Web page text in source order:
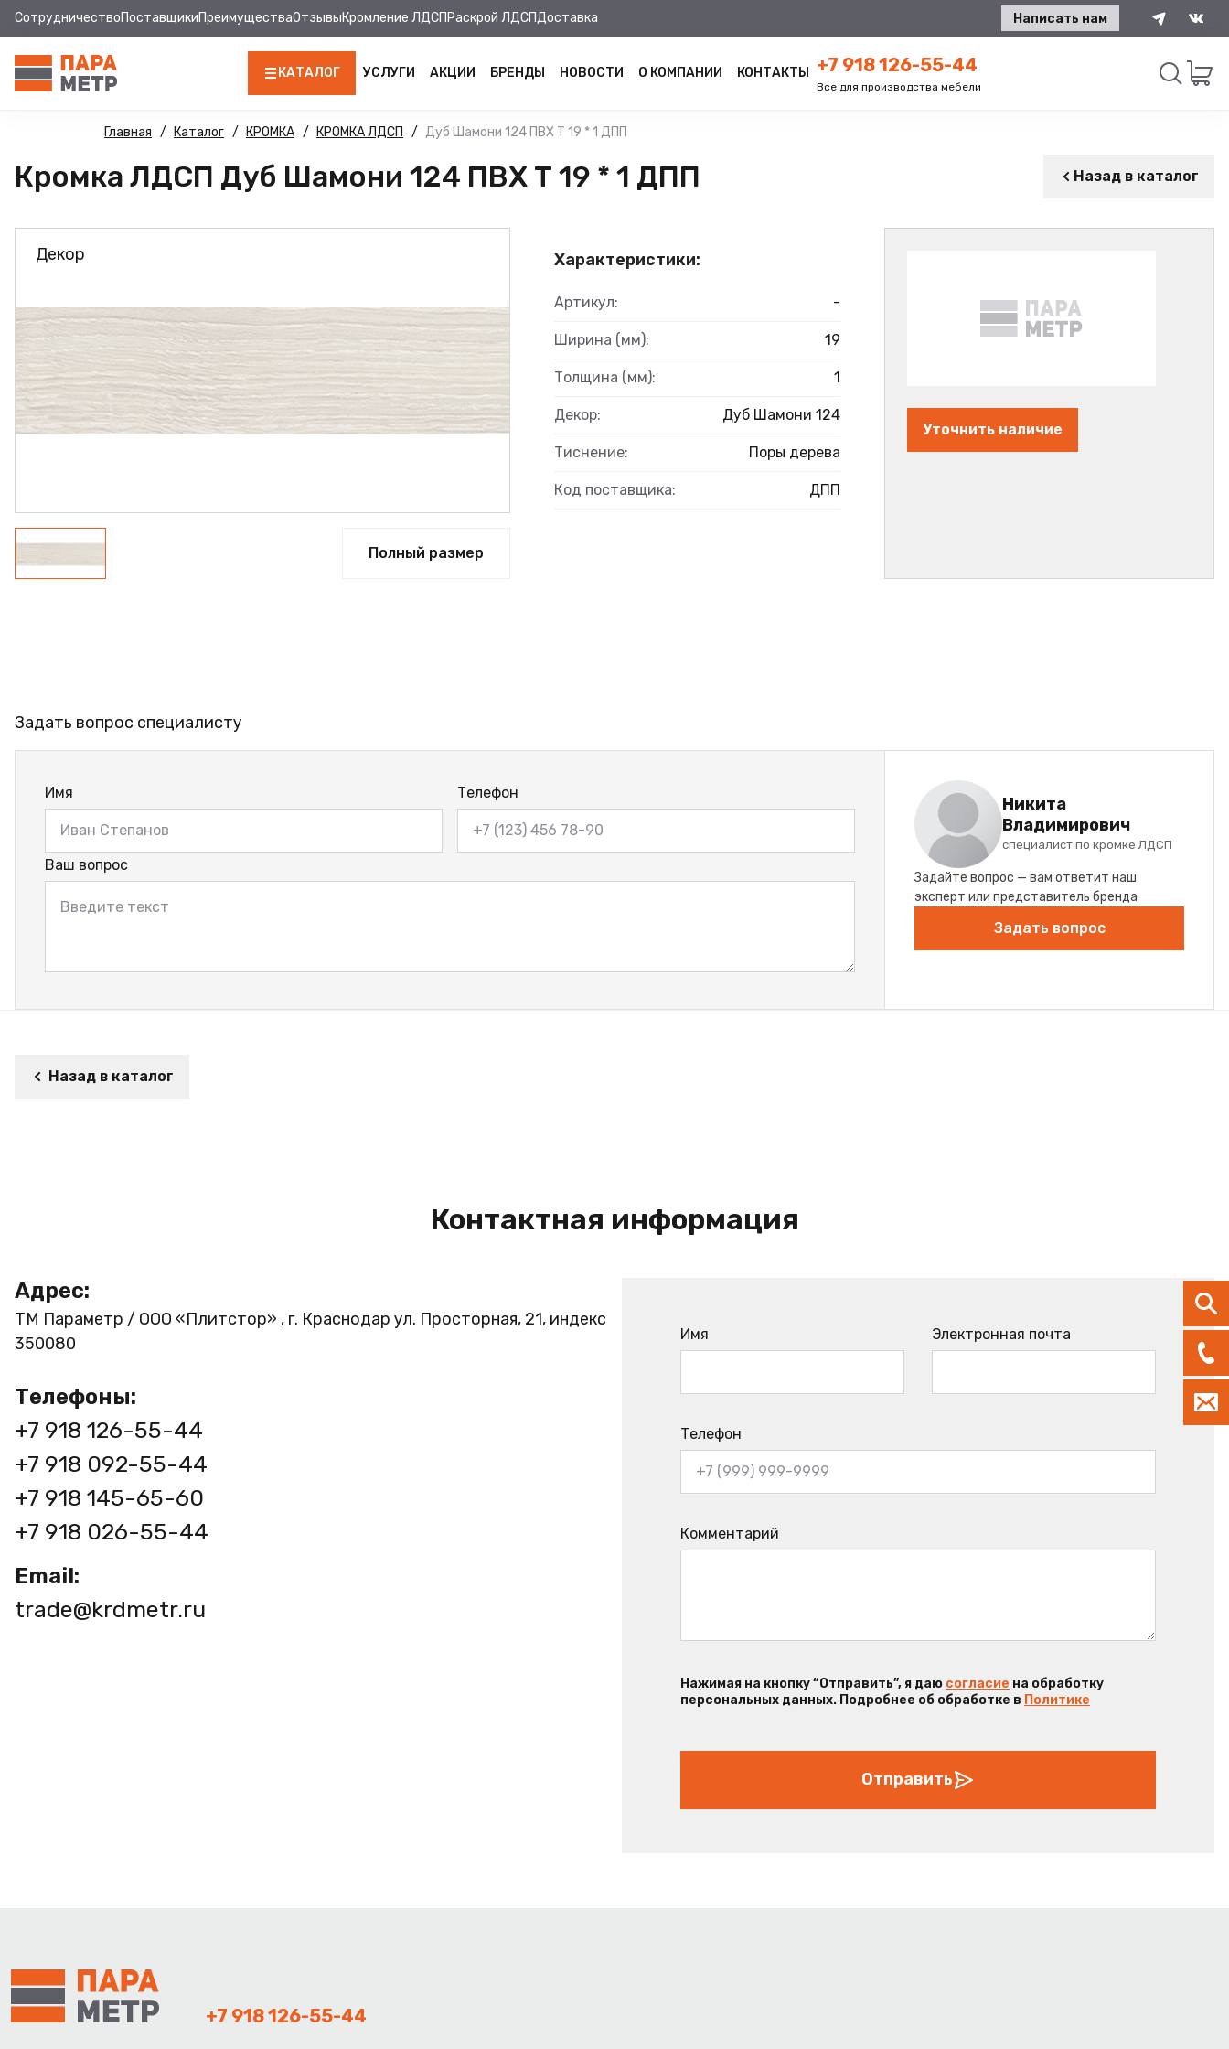
СотрудничествоПоставщикиПреимуществаОтзывыКромление ЛДСП Раскрой ЛДСПДоставка Написать нам
КАТАЛОГ
ЛДСП
КРОМКА
ХДФ
ФУРНИТУРА
ПРОФИЛЬ АЛЮМИНИЕВЫЙ
УСЛУГИ АКЦИИ БРЕНДЫ НОВОСТИ О КОМПАНИИ КОНТАКТЫ +7 918 126-55-44
Все для производства мебели
Главная Каталог КРОМКА КРОМКА ЛДСП Дуб Шамони 124 ПВХ Т 19 * 1 ДПП
Кромка ЛДСП Дуб Шамони 124 ПВХ Т 19 * 1 ДПП Назад в каталог
Декор
Полный размер
Характеристики:
Артикул: -
Ширина (мм): 19
Толщина (мм): 1
Декор: Дуб Шамони 124
Тиснение: Поры дерева
Код поставщика: ДПП
Уточнить наличие
Задать вопрос специалисту
Имя Телефон
Ваш вопрос
Никита
Владимирович
специалист по кромке ЛДСП
Задайте вопрос — вам ответит наш
эксперт или представитель бренда
Задать вопрос
Назад в каталог
Контактная информация
Адрес:
ТМ Параметр / ООО «Плитстор» , г. Краснодар ул. Просторная, 21, индекс
350080
Телефоны:
+7 918 126-55-44
+7 918 092-55-44
+7 918 145-65-60
+7 918 026-55-44
Email:
trade@krdmetr.ru
Имя Электронная почта
Телефон
Комментарий
Нажимая на кнопку “Отправить”, я даю согласие на обработку
персональных данных. Подробнее об обработке в Политике
Отправить
+7 918 126-55-44